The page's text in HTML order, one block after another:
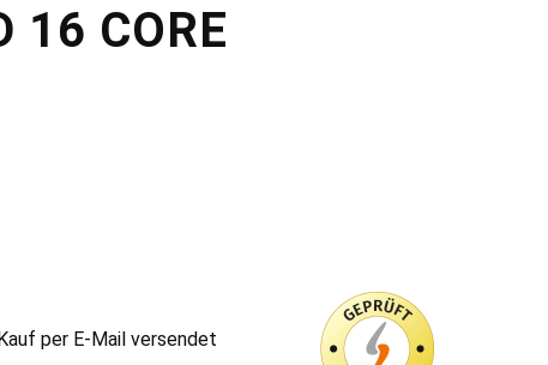
16 CORE
per E-Mail versendet